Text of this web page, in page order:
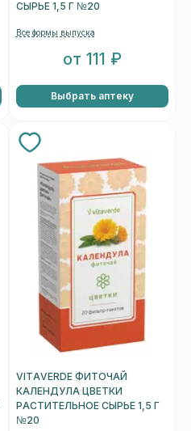
СЫРЬЕ 1,5 Г №20
Все формы выпуска
от 111 ₽
Выбрать аптеку
VITAVERDE ФИТОЧАЙ
КАЛЕНДУЛА ЦВЕТКИ
РАСТИТЕЛЬНОЕ СЫРЬЕ 1,5 Г
№20